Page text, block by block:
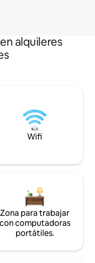
alquileres
Wifi
Zona para trabajar
con computadoras
portátiles.